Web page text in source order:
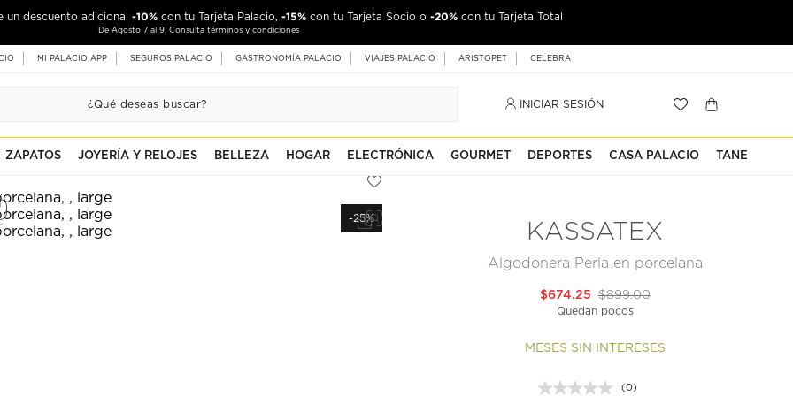
un descuento adicional -10% con tu Tarjeta Palacio, -15% con tu Tarjeta Socio o -20% con tu Tarjeta Total
De Agosto 7 al 9. Consulta términos y condiciones
MI PALACIO APP SEGUROS PALACIO GASTRONOMÍA PALACIO VIAJES PALACIO ARISTOPET CELEBRA
INICIAR SESIÓN
ZAPATOS JOYERÍA Y RELOJES BELLEZA HOGAR ELECTRÓNICA GOURMET DEPORTES CASA PALACIO TANE
-25%
KASSATEX
Algodonera Perla en porcelana
$899.00
$674.25
Quedan pocos
MESES SIN INTERESES
(0)